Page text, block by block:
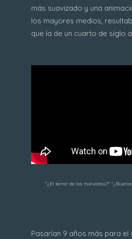
más suavizado y una
los mayores medios,
que la de un cuarto de siglo
"¿El terror de los malvados?"
Pasarían 9 años más para el